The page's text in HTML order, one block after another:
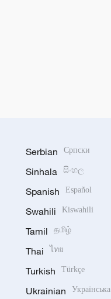
Serbian Српски
Sinhala සිංහල
Spanish Español
Swahili Kiswahili
Tamil தமிழ்
Thai ไทย
Turkish Türkçe
Ukrainian Українська